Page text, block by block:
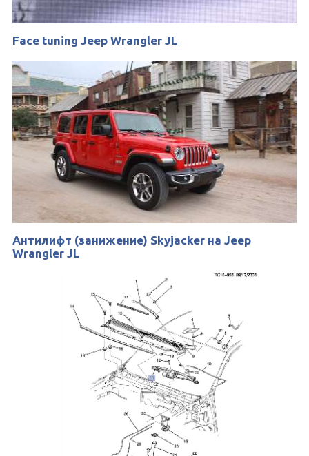
Face tuning Jeep Wrangler JL
Антилифт (занижение) Skyjacker на Jeep
Wrangler JL